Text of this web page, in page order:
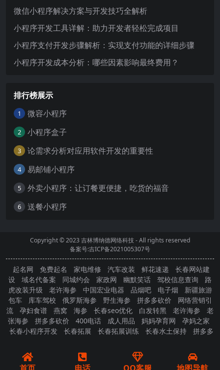
微信小程序解决方案与开发技巧全解析
小程序开发工具详解：助力开发者轻松完成项目
小程序支付开发步骤解析：实现支付功能的详细步骤
小程序开发成本分析：哪些因素影响最终费用？
排行榜展示
1 微容小程序
2 小程序盒子
3 论需求分析对应用软件开发的重要性
4 易邮铺小程序
5 外卖小程序：让订餐更便捷，吃货的福音
6 送餐小程序
Copyright © 2023吉林博纳德网络科技- All rights reserved
备案号:吉ICP备2021005307号
起名网 免费起名 家电维修 汽车改装 鲜花速递
长春网站建
设
域名代备案 同城约会 家政网 幽默笑话 驾校信息查询
路
虎改装升级
老许海参 中国宏业电器 品烟吧 电子烟
新疆旅游
包车
库车驾校 俄罗斯海参 野生海参 拼多多砍价
网络营销引
流
孕妇食谱 燕窝 海参 长春seo优化 白发转黑 老许海参
老
张海参
拼多多砍价 400电话 成人用品 妈妈孕育网
孕妈之家
长春小程序开发
长春拓展 长春拓展训练 长春水土保持
拼多多